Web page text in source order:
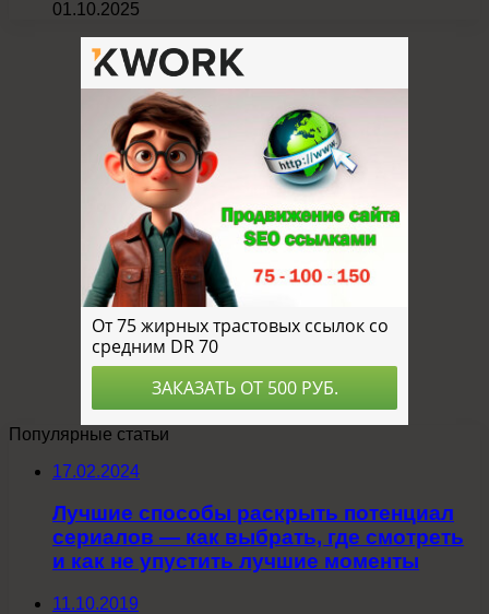
01.10.2025
Популярные статьи
17.02.2024
Лучшие способы раскрыть потенциал
сериалов — как выбрать, где смотреть
и как не упустить лучшие моменты
11.10.2019